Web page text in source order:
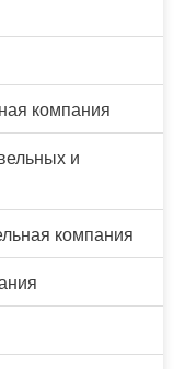
компания
и
компания